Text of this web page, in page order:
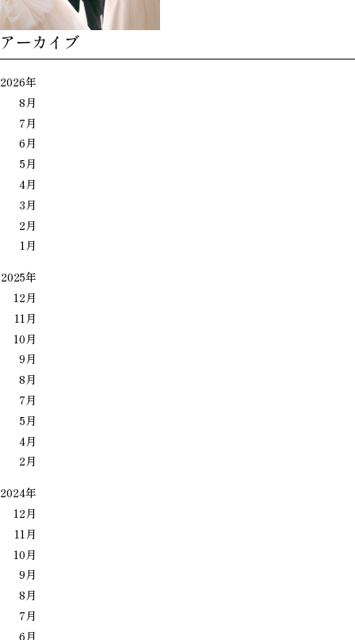
＊ドレス＆ビューティ職の方
アーカイブ
2026年
8月
7月
6月
5月
4月
3月
2月
1月
2025年
12月
11月
10月
9月
8月
7月
5月
4月
2月
2024年
12月
11月
10月
9月
8月
7月
6月